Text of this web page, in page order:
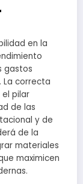
en la
gastos
La correcta
pilar
de las
y de
de la
materiales
maximicen